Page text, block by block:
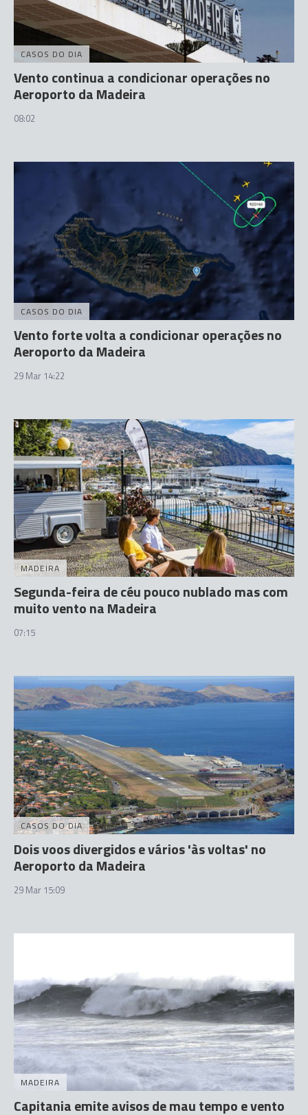
CASOS DO DIA
Vento continua a condicionar operações no
Aeroporto da Madeira
08:02
CASOS DO DIA
Vento forte volta a condicionar operações no
Aeroporto da Madeira
29 Mar 14:22
MADEIRA
Segunda-feira de céu pouco nublado mas com
muito vento na Madeira
07:15
CASOS DO DIA
Dois voos divergidos e vários 'às voltas' no
Aeroporto da Madeira
29 Mar 15:09
MADEIRA
Capitania emite avisos de mau tempo e vento